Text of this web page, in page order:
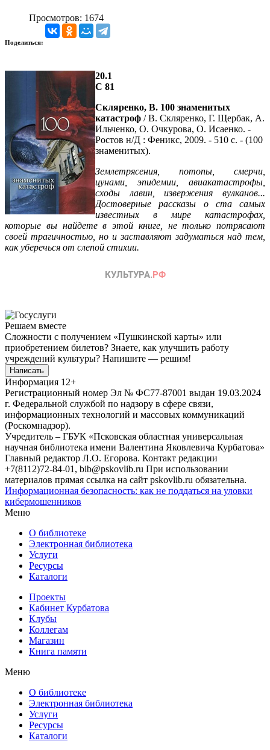
Просмотров: 1674
Поделиться:
20.1
С 81
Скляренко, В. 100 знаменитых
катастроф / В. Скляренко, Г. Щербак, А.
Ильченко, О. Очкурова, О. Исаенко. -
Ростов н/Д : Феникс, 2009. - 510 с. - (100
знаменитых).
Землетрясения, потопы, смерчи,
цунами, эпидемии, авиакатастрофы,
сходы лавин, извержения вулканов...
Достоверные рассказы о ста самых
известных в мире катастрофах,
которые вы найдете в этой книге, не только потрясают
своей трагичностью, но и заставляют задуматься над тем,
как уберечься от слепой стихии.
Решаем вместе
Сложности с получением «Пушкинской карты» или
приобретением билетов? Знаете, как улучшить работу
учреждений культуры? Напишите — решим!
Написать
Информация 12+
Регистрационный номер Эл № ФС77-87001 выдан 19.03.2024
г. Федеральной службой по надзору в сфере связи,
информационных технологий и массовых коммуникаций
(Роскомнадзор).
Учредитель – ГБУК «Псковская областная универсальная
научная библиотека имени Валентина Яковлевича Курбатова»
Главный редактор Л.О. Егорова. Контакт редакции
+7(8112)72-84-01, bib@pskovlib.ru При использовании
материалов прямая ссылка на сайт pskovlib.ru обязательна.
Информационная безопасность: как не поддаться на уловки
кибермошенников
Меню
О библиотеке
Электронная библиотека
Услуги
Ресурсы
Каталоги
Проекты
Кабинет Курбатова
Клубы
Коллегам
Магазин
Книга памяти
Меню
О библиотеке
Электронная библиотека
Услуги
Ресурсы
Каталоги